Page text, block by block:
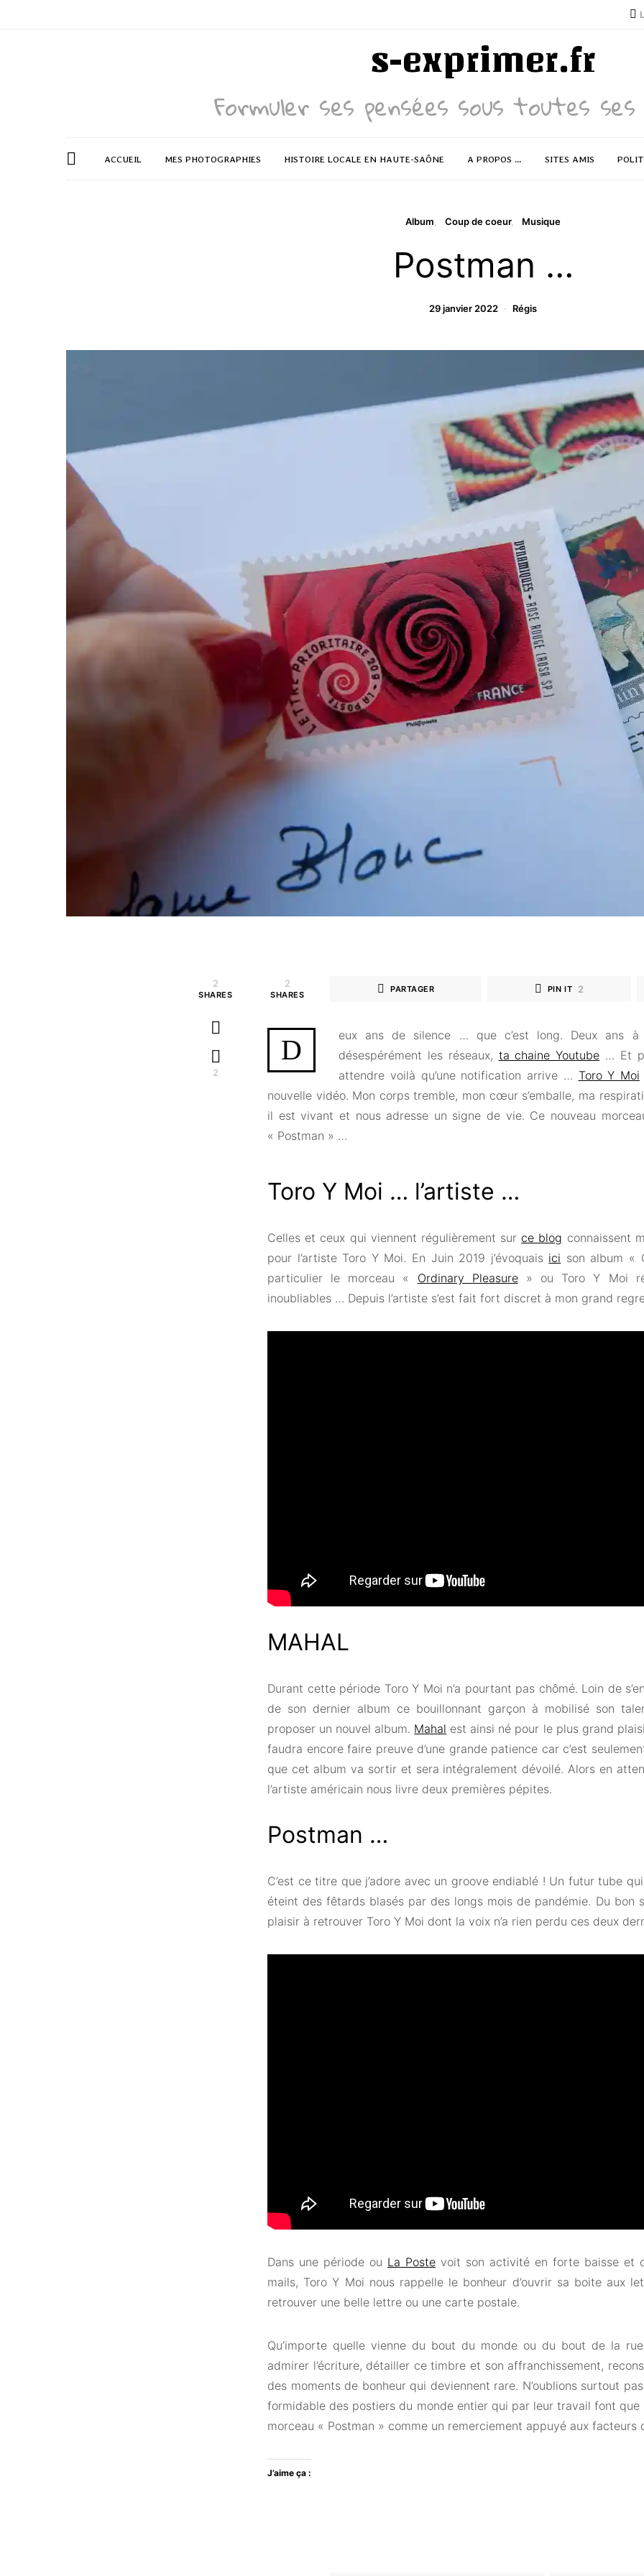
s-exprimer.fr
Formuler ses pensées sous toutes
ACCUEIL MES PHOTOGRAPHIES HISTOIRE LOCALE EN HAUTE-SAÔNE A PROPOS … SITES AMIS
Album Coup de coeur Musique
Postman …
29 janvier 2022 Régis
2
SHARES
2
2
SHARES
PARTAGER PIN IT 2
D
eux ans de silence … que c’est long. Deux ans
désespérément les réseaux, ta chaine Youtube … Et
attendre voilà qu’une notification arrive … Toro Y Moi
nouvelle vidéo. Mon corps tremble, mon cœur s’emballe, ma
il est vivant et nous adresse un signe de vie. Ce nouveau
« Postman » …
Toro Y Moi … l’artiste …
Celles et ceux qui viennent régulièrement sur ce blog connaissent
pour l’artiste Toro Y Moi. En Juin 2019 j’évoquais ici son album «
particulier le morceau « Ordinary Pleasure» ou Toro Y Moi
inoubliables … Depuis l’artiste s’est fait fort discret à mon grand
MAHAL
Durant cette période Toro Y Moi n’a pourtant pas chômé. Loin de
de son dernier album ce bouillonnant garçon à mobilisé son
proposer un nouvel album. Mahal est ainsi né pour le plus grand
faudra encore faire preuve d’une grande patience car c’est
que cet album va sortir et sera intégralement dévoilé. Alors en
l’artiste américain nous livre deux premières pépites.
Postman …
C’est ce titre que j’adore avec un groove endiablé ! Un futur tube
éteint des fêtards blasés par des longs mois de pandémie. Du bon
plaisir à retrouver Toro Y Moi dont la voix n’a rien perdu ces deux
Dans une période ou La Poste voit son activité en forte baisse et
mails, Toro Y Moi nous rappelle le bonheur d’ouvrir sa boite aux
retrouver une belle lettre ou une carte postale.
Qu’importe quelle vienne du bout du monde ou du bout de la
admirer l’écriture, détailler ce timbre et son affranchissement,
des moments de bonheur qui deviennent rare. N’oublions surtout
formidable des postiers du monde entier qui par leur travail font
morceau « Postman » comme un remerciement appuyé aux facteurs
J’aime ça :